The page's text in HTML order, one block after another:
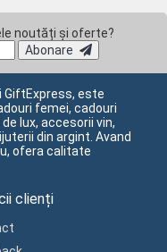
noutăți și oferte?
Abonare
GiftExpress, este
femei, cadouri
lux, accesorii vin,
din argint. Avand
ofera calitate
clienți